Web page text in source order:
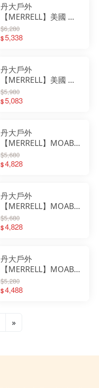
丹大戶外
【MERRELL】美國 男
款輕量戶外高筒鞋
ML037501W｜鞋子｜
$6,280
$5,338
丹大戶外
【MERRELL】美國 男
款輕量戶外高筒鞋
ML037505｜鞋子｜布
$5,980
$5,083
丹大戶外
【MERRELL】MOAB 3
APEX MID中筒防水登
山健行鞋 男款｜防水｜
$5,680
$4,828
丹大戶外
【MERRELL】MOAB 3
APEX MID中筒防水登
山健行鞋 男款｜防水｜
$5,680
$4,828
丹大戶外
【MERRELL】MOAB 3
MID GTX 男 中筒防水
登山健行鞋 ML035789
$5,280
$4,488
»